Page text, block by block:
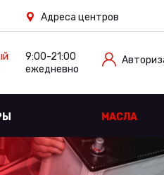
Адреса центров
9:00-21:00
ежедневно
МАСЛА